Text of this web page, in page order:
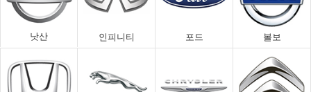
낫산 인피니티 포드 볼보